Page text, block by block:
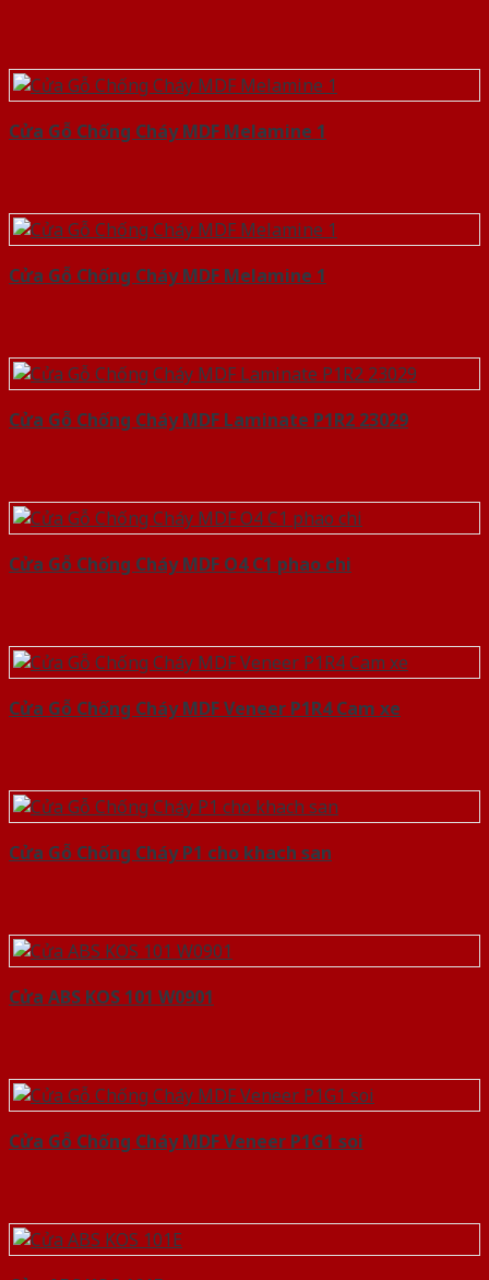
Cửa Gỗ Chống Cháy MDF Melamine 1
Cửa Gỗ Chống Cháy MDF Melamine 1
Cửa Gỗ Chống Cháy MDF Laminate P1R2 23029
Cửa Gỗ Chống Cháy MDF O4 C1 phao chi
Cửa Gỗ Chống Cháy MDF Veneer P1R4 Cam xe
Cửa Gỗ Chống Cháy P1 cho khach san
Cửa ABS KOS 101 W0901
Cửa Gỗ Chống Cháy MDF Veneer P1G1 soi